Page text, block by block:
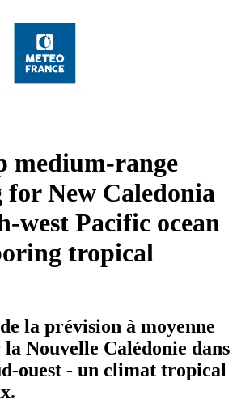
medium-range
for New Caledonia
west Pacific ocean
tropical
la prévision à moyenne
la Nouvelle Calédonie dans
ouest - un climat tropical